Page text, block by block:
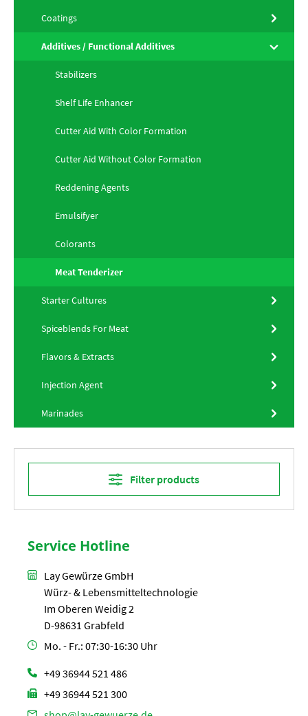
Coatings
Additives / Functional Additives
Stabilizers
Shelf Life Enhancer
Cutter Aid With Color Formation
Cutter Aid Without Color Formation
Reddening Agents
Emulsifyer
Colorants
Meat Tenderizer
Starter Cultures
Spiceblends For Meat
Flavors & Extracts
Injection Agent
Marinades
Filter products
Service Hotline
Lay Gewürze GmbH
Würz- & Lebensmitteltechnologie
Im Oberen Weidig 2
D-98631 Grabfeld
Mo. - Fr.: 07:30-16:30 Uhr
+49 36944 521 486
+49 36944 521 300